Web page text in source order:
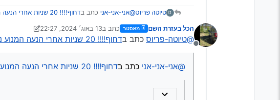
ט טיוטה פריוס@אני-אני-אני כתב בדחוף!!!! 20 שניות אחרי הנעה המנוע נדמם..
הייתי מנסה להוציא בטריה ל 10 דקות ולהחזיר
עשיתי כדבריך ולא עזר.
מנותק
הכל בעזרת השם מאסטר כתב ב13 באוג׳ 2024, 22:27
נערך לאחרונה על ידי יעקב מ. פינס
@טיוטה-פריוס כתב בדחוף!!!! 20 שניות אחרי הנעה המנוע נדמם..
@אני-אני-אני כתב בדחוף!!!! 20 שניות אחרי הנעה המנוע נדמם..